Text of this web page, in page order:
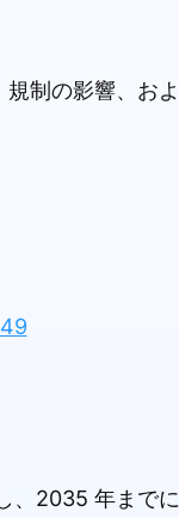
制の影響、お
、2035 年まで